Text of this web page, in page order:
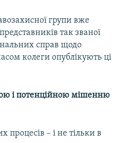
групи вже
так званої
справ щодо
колеги опублікують ці
і потенційною мішенню
– і не тільки в